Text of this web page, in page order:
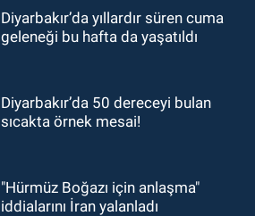
Diyarbakır’da yıllardır süren cuma
geleneği bu hafta da yaşatıldı
Diyarbakır’da 50 dereceyi bulan
sıcakta örnek mesai!
"Hürmüz Boğazı için anlaşma"
iddialarını İran yalanladı